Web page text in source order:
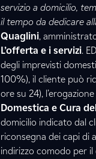
servizio a domicilio,
il tempo da dedicare
Quaglini,
L’offerta e i servizi.
degli imprevisti
100%), il cliente può
ore su 24),
Domestica e Cura
domicilio indicato dal
riconsegna dei capi di
indirizzo comodo per il